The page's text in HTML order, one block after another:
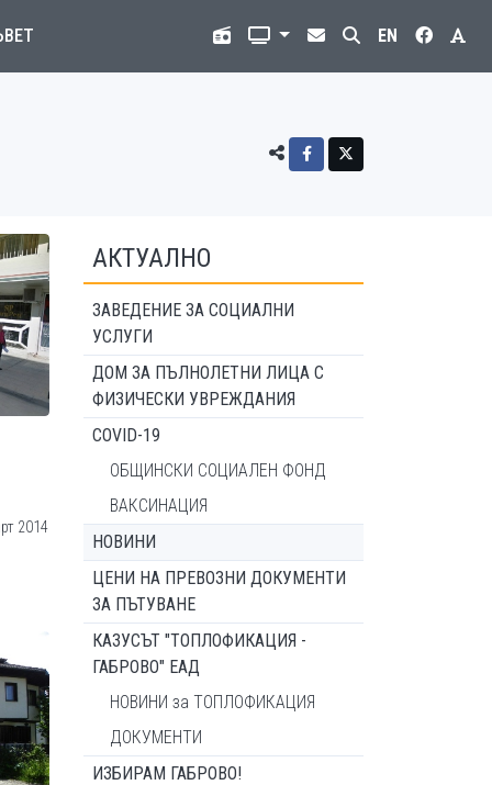
EN
2014
АКТУАЛНО
ЗАВЕДЕНИЕ ЗА СОЦИАЛНИ
УСЛУГИ
ДОМ ЗА ПЪЛНОЛЕТНИ ЛИЦА С
ФИЗИЧЕСКИ УВРЕЖДАНИЯ
COVID-19
ОБЩИНСКИ СОЦИАЛЕН ФОНД
ВАКСИНАЦИЯ
НОВИНИ
ЦЕНИ НА ПРЕВОЗНИ ДОКУМЕНТИ
ЗА ПЪТУВАНЕ
КАЗУСЪТ "ТОПЛОФИКАЦИЯ -
ГАБРОВО" ЕАД
НОВИНИ за ТОПЛОФИКАЦИЯ
ДОКУМЕНТИ
ИЗБИРАМ ГАБРОВО!